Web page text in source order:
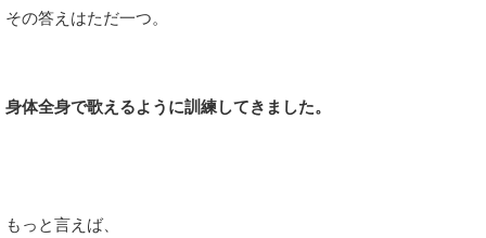
その答えはただ一つ。
身体全身で歌えるように訓練してきました。
もっと言えば、